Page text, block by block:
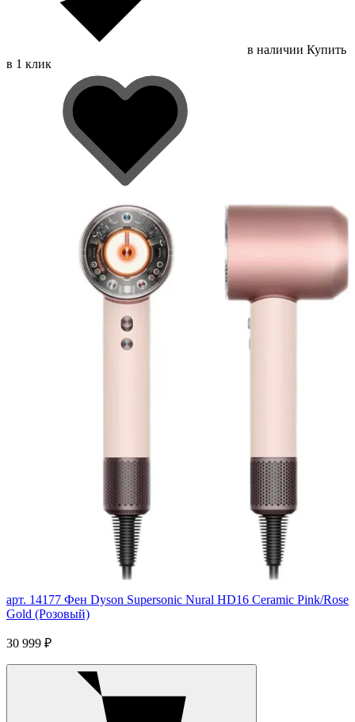
в наличии Купить
в 1 клик
арт. 14177 Фен Dyson Supersonic Nural HD16 Ceramic Pink/Rose
Gold (Розовый)
30 999 ₽